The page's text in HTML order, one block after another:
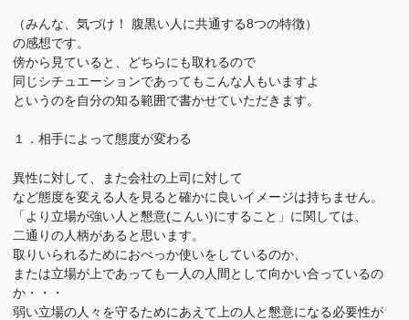
（みんな、気づけ！ 腹黒い人に共通する8つの特徴）
の感想です。
傍から見ていると、どちらにも取れるので
同じシチュエーションであってもこんな人もいますよ
というのを自分の知る範囲で書かせていただきます。
１．相手によって態度が変わる
異性に対して、また会社の上司に対して
など態度を変える人を見ると確かに良いイメージは持ちません。
「より立場が強い人と懇意(こんい)にすること」に関しては、
二通りの人柄があると思います。
取りいられるためにおべっか使いをしているのか、
または立場が上であっても一人の人間として向かい合っているの
か・・・
弱い立場の人々を守るためにあえて上の人と懇意になる必要性が